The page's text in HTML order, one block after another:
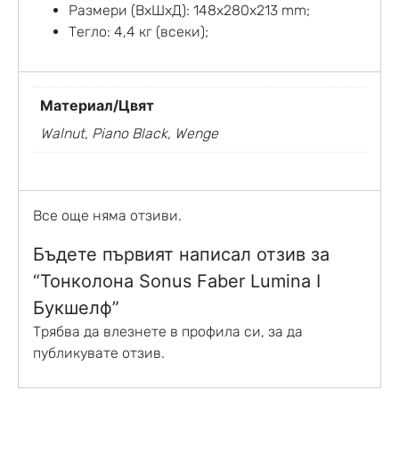
Размери (ВxШxД): 148x280x213 mm;
Тегло: 4,4 кг (всеки);
Материал/Цвят
Walnut, Piano Black, Wenge
Все още няма отзиви.
Бъдете първият написал отзив за
“Тонколона Sonus Faber Lumina I
Букшелф”
Трябва да влезнете в профила си, за да
публикувате отзив.